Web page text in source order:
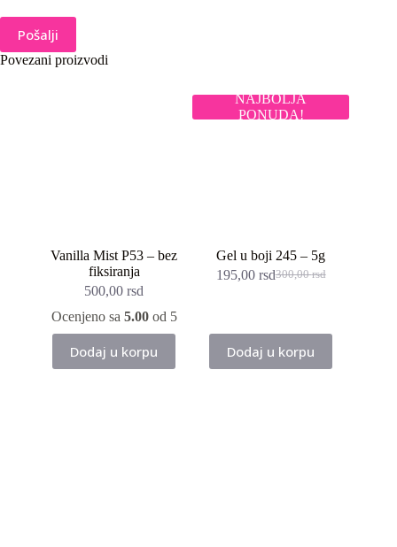
Pošalji
Povezani proizvodi
Vanilla Mist P53 – bez
fiksiranja
500,00rsd
Ocenjeno sa 5.00od 5
Dodaj u korpu
NAJBOLJA
PONUDA!
Gel u boji 245 – 5g
300,00rsd
Originalna
300,00 rsd.
195,00 rsdTrenutna
Dodaj u korpu